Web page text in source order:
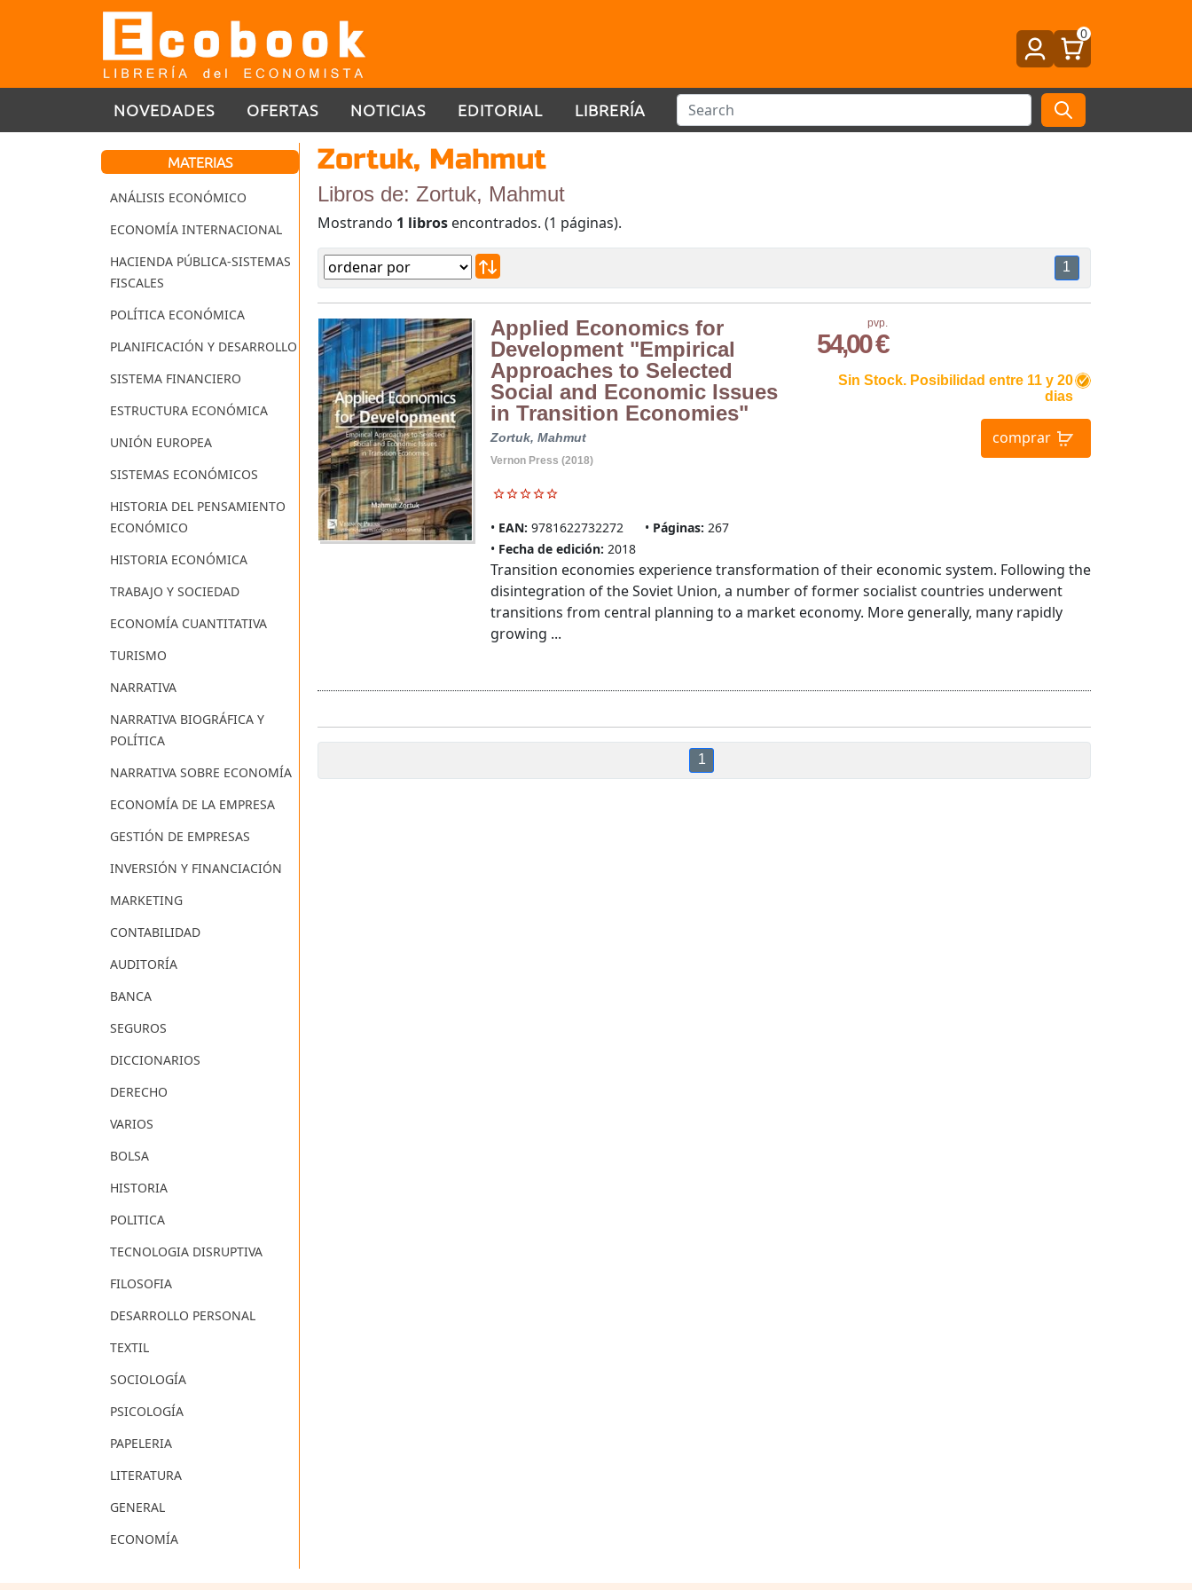
0
NOVEDADES OFERTAS NOTICIAS EDITORIAL LIBRERÍA
MATERIAS
ANÁLISIS ECONÓMICO
ECONOMÍA INTERNACIONAL
HACIENDA PÚBLICA-SISTEMAS
FISCALES
POLÍTICA ECONÓMICA
PLANIFICACIÓN Y DESARROLLO
SISTEMA FINANCIERO
ESTRUCTURA ECONÓMICA
UNIÓN EUROPEA
SISTEMAS ECONÓMICOS
HISTORIA DEL PENSAMIENTO
ECONÓMICO
HISTORIA ECONÓMICA
TRABAJO Y SOCIEDAD
ECONOMÍA CUANTITATIVA
TURISMO
NARRATIVA
NARRATIVA BIOGRÁFICA Y
POLÍTICA
NARRATIVA SOBRE ECONOMÍA
ECONOMÍA DE LA EMPRESA
GESTIÓN DE EMPRESAS
INVERSIÓN Y FINANCIACIÓN
MARKETING
CONTABILIDAD
AUDITORÍA
BANCA
SEGUROS
DICCIONARIOS
DERECHO
VARIOS
BOLSA
HISTORIA
POLITICA
TECNOLOGIA DISRUPTIVA
FILOSOFIA
DESARROLLO PERSONAL
TEXTIL
SOCIOLOGÍA
PSICOLOGÍA
PAPELERIA
LITERATURA
GENERAL
ECONOMÍA
Zortuk, Mahmut
Libros de: Zortuk, Mahmut
Mostrando 1 libros encontrados. (1 páginas).
1
Applied Economics for
Development "Empirical
Approaches to Selected
Social and Economic Issues
in Transition Economies"
Zortuk, Mahmut
Vernon Press (2018)
EAN: 9781622732272 Páginas: 267
Fecha de edición: 2018
pvp.
54,00 €
Sin Stock. Posibilidad entre 11 y 20
dias
comprar
Transition economies experience transformation of their economic system. Following the
disintegration of the Soviet Union, a number of former socialist countries underwent
transitions from central planning to a market economy. More generally, many rapidly
growing ...
1